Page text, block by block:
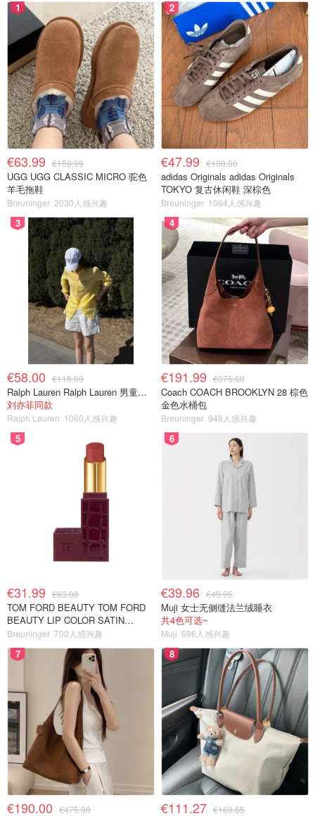
1
€63.99 €159.99
UGG UGG CLASSIC MICRO 驼色
羊毛拖鞋
Breuninger 2030人感兴趣
2
€47.99 €100.00
adidas Originals adidas Originals
TOKYO 复古休闲鞋 深棕色
Breuninger 1064人感兴趣
3
€58.00 €115.00
Ralph Lauren Ralph Lauren 男童亚麻衬衫
刘亦菲同款
Ralph Lauren 1060人感兴趣
4
€191.99 €375.00
Coach COACH BROOKLYN 28 棕色
金色水桶包
Breuninger 948人感兴趣
5
€31.99 €63.00
TOM FORD BEAUTY TOM FORD
BEAUTY LIP COLOR SATIN
MATTE 裸玫瑰口红
Breuninger 700人感兴趣
6
€39.96 €49.95
Muji 女士无侧缝法兰绒睡衣
共4色可选~
Muji 696人感兴趣
7
€190.00 €475.00
8
€111.27 €160.65